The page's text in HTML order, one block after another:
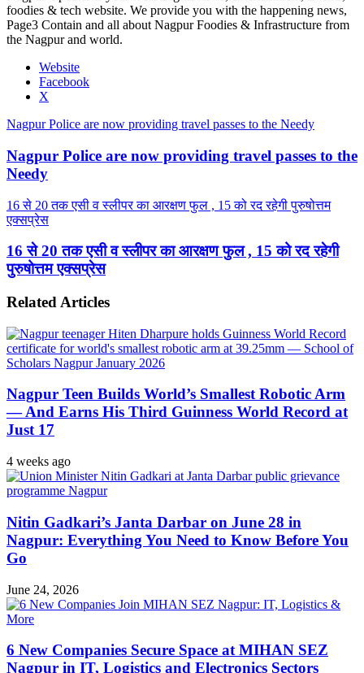
foodies & tech website. We provide you with the happening news,
Page3 Contain and all about Nagpur Foodies & Infrastructure from
the Nagpur and world.
Website
Facebook
X
Nagpur Police are now providing travel passes to the Needy
Nagpur Police are now providing travel passes to the
Needy
16 से 20 तक एसी व स्लीपर का आरक्षण फुल , 15 को रद रहेगी पुरुषोत्तम
एक्सप्रेस
16 से 20 तक एसी व स्लीपर का आरक्षण फुल , 15 को रद रहेगी
पुरुषोत्तम एक्सप्रेस
Related Articles
Nagpur Teen Builds World’s Smallest Robotic Arm
— And Earns His Third Guinness World Record at
Just 17
4 weeks ago
Nitin Gadkari’s Janta Darbar on June 28 in
Nagpur: Everything You Need to Know Before You
Go
June 24, 2026
6 New Companies Secure Space at MIHAN SEZ
Nagpur in IT, Logistics and Electronics Sectors